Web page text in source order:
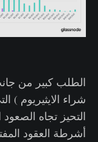
الطلب كبير من
شراء الايثيريوم )
التحيز تجاه
أشرطة العقود